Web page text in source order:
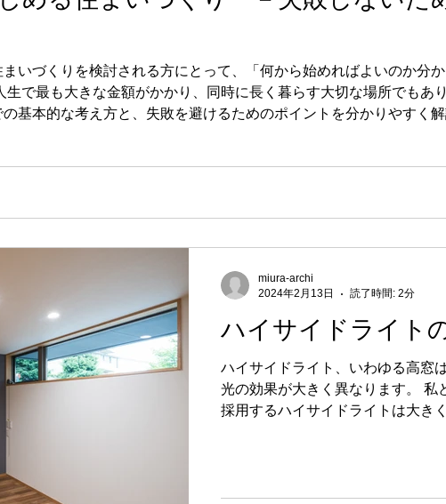
いづくりを検討される方にとって、「何から始めればよいのか分
生で最も大きな金額がかかり、同時に長く暮らす大切な場所でもあ
基本的な考え方と、失敗を避けるためのポイントを分かりやすく解
ハイサイドライト
ハイサイドライト、いわゆる高窓
光の効果が大きく異なります。 私
採用するハイサイドライトは大き
方や風の抜け方を検討して、開口
miura-archi
2024年2月13日
読了時間: 2分